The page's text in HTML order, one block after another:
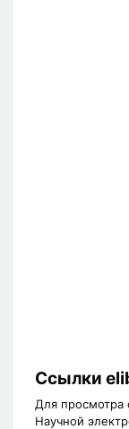
Ссылки
Для просмотра
Научной